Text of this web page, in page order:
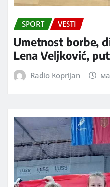
SPORT VESTI
Umetnost borbe,
Lena Veljković,
Radio Koprijan